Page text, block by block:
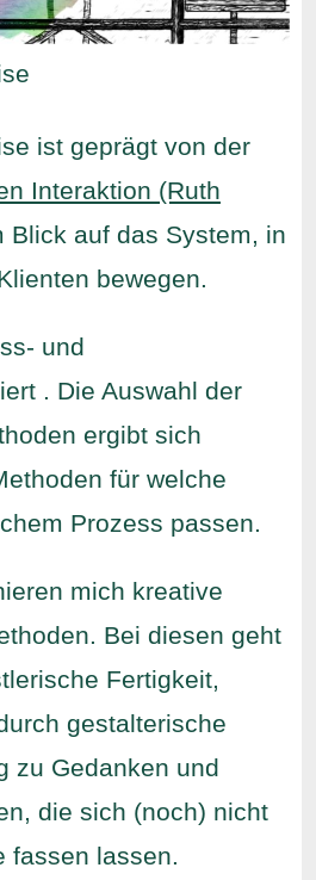
ist geprägt von der
Interaktion (Ruth
Blick auf das System, in
bewegen.
und
. Die Auswahl der
ergibt sich
für welche
Prozess passen.
mich kreative
Bei diesen geht
Fertigkeit,
gestalterische
zu Gedanken und
die sich (noch) nicht
fassen lassen.